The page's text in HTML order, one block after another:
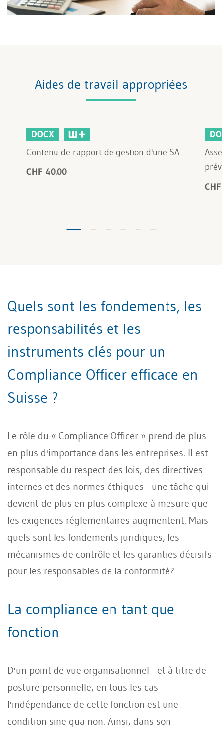
Aides de travail appropriées
DOCX
Contenu de rapport de gestion d'une SA
CHF 40.00
Quels sont les fondements, les
responsabilités et les
instruments clés pour un
Compliance Officer efficace en
Suisse ?
Le rôle du « Compliance Officer » prend de plus
en plus d'importance dans les entreprises. Il est
responsable du respect des lois, des directives
internes et des normes éthiques - une tâche qui
devient de plus en plus complexe à mesure que
les exigences réglementaires augmentent. Mais
quels sont les fondements juridiques, les
mécanismes de contrôle et les garanties décisifs
pour les responsables de la conformité?
La compliance en tant que
fonction
D'un point de vue organisationnel - et à titre de
posture personnelle, en tous les cas -
l'indépendance de cette fonction est une
condition sine qua non. Ainsi, dans son